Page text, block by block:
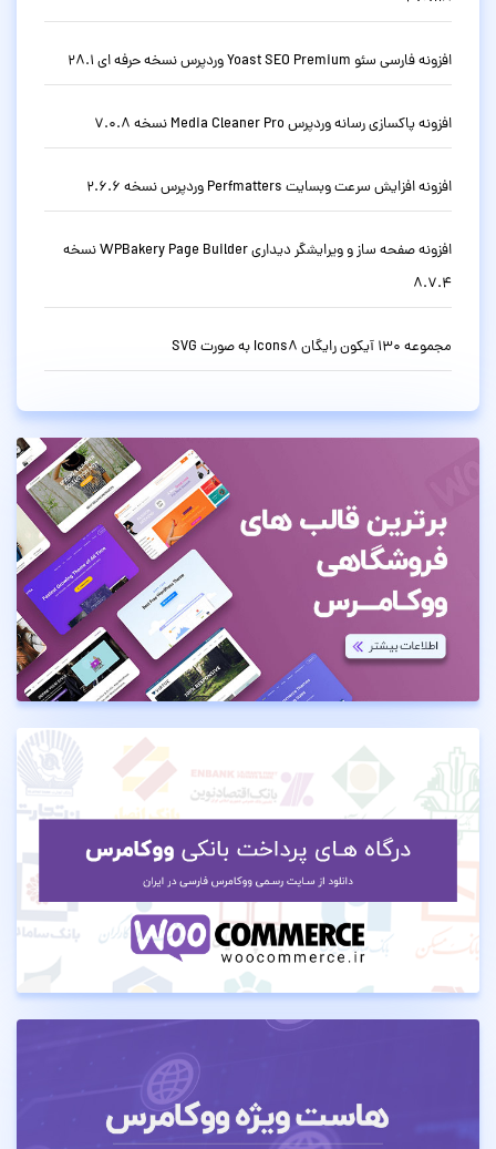
افزونه فارسی سئو Yoast SEO Premium وردپرس نسخه حرفه ای 28.1
افزونه پاکسازی رسانه وردپرس Media Cleaner Pro نسخه 7.0.8
افزونه افزایش سرعت وبسایت Perfmatters وردپرس نسخه 2.6.6
افزونه صفحه ساز و ویرایشگر دیداری WPBakery Page Builder نسخه
8.7.4
مجموعه 130 آیکون رایگان Icons8 به صورت SVG